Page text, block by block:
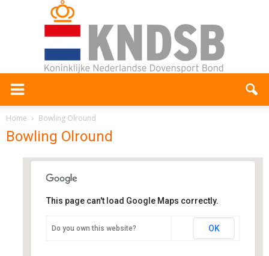
Home Bowling Olround
Bowling Olround
Bowling Olround
This page can't load Google Maps correctly.
Do you own this website? OK